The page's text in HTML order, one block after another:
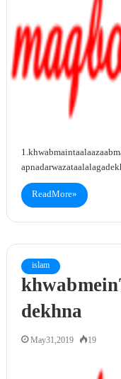
1. khwab main taala azaab
apna darwaza taala laga
Read More »
islam
khwab mein
dekhna
May 31, 2019 19